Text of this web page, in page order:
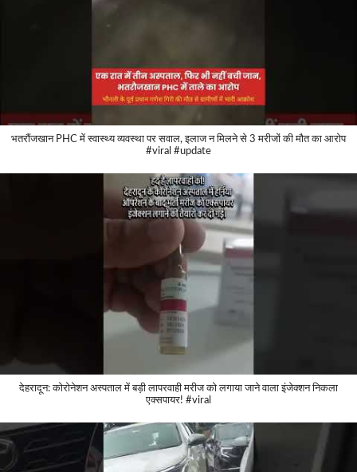
भतरौंजखान PHC में स्वास्थ्य व्यवस्था पर सवाल, इलाज न मिलने से 3 मरीजों की मौत का आरोप
#viral #update
देहरादून: कोरोनेशन अस्पताल में बड़ी लापरवाही मरीज को लगाया जाने वाला इंजेक्शन निकला
एक्सपायर! #viral